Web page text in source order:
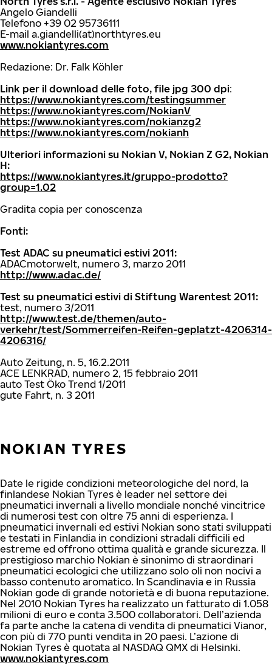
Angelo Giandelli
Telefono +39 02 95736111
E-mail a.giandelli(at)northtyres.eu
www.nokiantyres.com
Redazione: Dr. Falk Köhler
Link per il download delle foto, file jpg 300 dpi:
https://www.nokiantyres.com/testingsummer
https://www.nokiantyres.com/NokianV
https://www.nokiantyres.com/nokianzg2
https://www.nokiantyres.com/nokianh
Ulteriori informazioni su Nokian V, Nokian Z G2, Nokian
H:
https://www.nokiantyres.it/gruppo-prodotto?
group=1.02
Gradita copia per conoscenza
Fonti:
Test ADAC su pneumatici estivi 2011:
ADACmotorwelt, numero 3, marzo 2011
http://www.adac.de/
Test su pneumatici estivi di Stiftung Warentest 2011:
test, numero 3/2011
http://www.test.de/themen/auto-
verkehr/test/Sommerreifen-Reifen-geplatzt-4206314-
4206316/
Auto Zeitung, n. 5, 16.2.2011
ACE LENKRAD, numero 2, 15 febbraio 2011
auto Test Öko Trend 1/2011
gute Fahrt, n. 3 2011
NOKIAN TYRES
Date le rigide condizioni meteorologiche del nord, la
finlandese Nokian Tyres è leader nel settore dei
pneumatici invernali a livello mondiale nonché vincitrice
di numerosi test con oltre 75 anni di esperienza. I
pneumatici invernali ed estivi Nokian sono stati sviluppati
e testati in Finlandia in condizioni stradali difficili ed
estreme ed offrono ottima qualità e grande sicurezza. Il
prestigioso marchio Nokian è sinonimo di straordinari
pneumatici ecologici che utilizzano solo oli non nocivi a
basso contenuto aromatico. In Scandinavia e in Russia
Nokian gode di grande notorietà e di buona reputazione.
Nel 2010 Nokian Tyres ha realizzato un fatturato di 1.058
milioni di euro e conta 3.500 collaboratori. Dell’azienda
fa parte anche la catena di vendita di pneumatici Vianor,
con più di 770 punti vendita in 20 paesi. L’azione di
Nokian Tyres è quotata al NASDAQ QMX di Helsinki.
www.nokiantyres.com